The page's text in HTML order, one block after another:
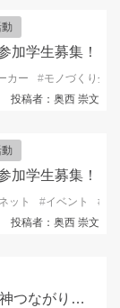
加学生募集！
カー #モノづくり企業
投稿者：奥西 崇文
加学生募集！
ット #イベント #
投稿者：奥西 崇文
【参加者募集】第16回阪神つながり交流祭2025